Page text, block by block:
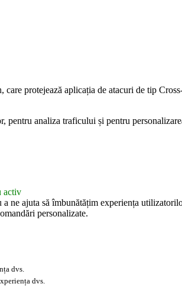
protejează aplicația de atacuri de tip
analiza traficului și pentru
activ
ne ajuta să îmbunătățim experiența
personalizate.
dvs.
dvs.